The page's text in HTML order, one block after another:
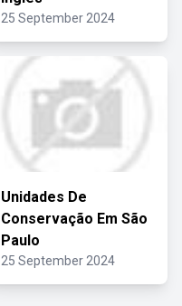
25 September 2024
Unidades De
Conservação Em São
Paulo
25 September 2024